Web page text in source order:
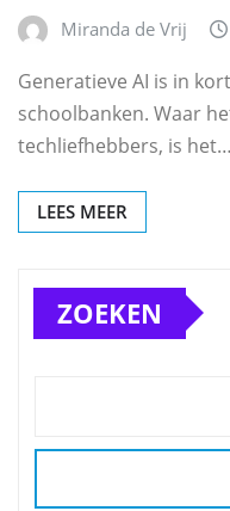
Miranda de Vrij
Generatieve AI is in
schoolbanken. Waar
techliefhebbers, is het…
LEES MEER
ZOEKEN